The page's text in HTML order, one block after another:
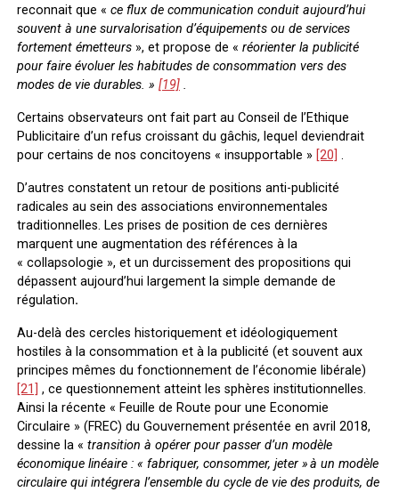
reconnait que « ce flux de communication conduit aujourd’hui
souvent à une survalorisation d’équipements ou de services
fortement émetteurs », et propose de « réorienter la publicité
pour faire évoluer les habitudes de consommation vers des
modes de vie durables. » [19].
Certains observateurs ont fait part au Conseil de l’Ethique
Publicitaire d’un refus croissant du gâchis, lequel deviendrait
pour certains de nos concitoyens « insupportable » [20] .
D’autres constatent un retour de positions anti-publicité
radicales au sein des associations environnementales
traditionnelles. Les prises de position de ces dernières
marquent une augmentation des références à la
« collapsologie », et un durcissement des propositions qui
dépassent aujourd’hui largement la simple demande de
régulation.
Au-delà des cercles historiquement et idéologiquement
hostiles à la consommation et à la publicité (et souvent aux
principes mêmes du fonctionnement de l’économie libérale)
[21]
, ce questionnement atteint les sphères institutionnelles.
Ainsi la récente « Feuille de Route pour une Economie
Circulaire » (FREC) du Gouvernement présentée en avril 2018,
dessine la « transition à opérer pour passer d’un modèle
économique linéaire : « fabriquer, consommer, jeter » à un modèle
circulaire qui intégrera l’ensemble du cycle de vie des produits, de